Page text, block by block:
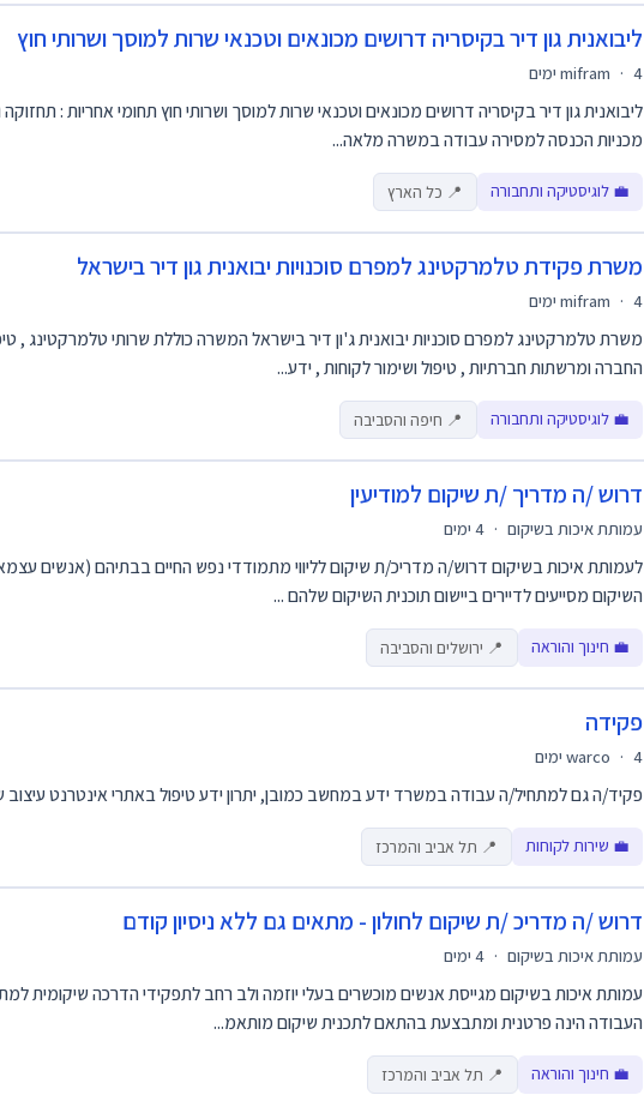
ליבואנית גון דיר בקיסריה דרושים מכונאים וטכנאי שרות למוסך ושרותי חוץ
mifram · 4 ימים
ליבואנית גון דיר בקיסריה דרושים מכונאים וטכנאי שרות למוסך ושרותי חוץ תחומי אחריות : תחזוקה
מכניות הכנסה למסירה עבודה במשרה מלאה...
💼 לוגיסטיקה ותחבורה 📍 כל הארץ
משרת פקידת טלמרקטינג למפרם סוכנויות יבואנית גון דיר בישראל
mifram · 4 ימים
משרת טלמרקטינג למפרם סוכניות יבואנית ג'ון דיר בישראל המשרה כוללת שרותי טלמרקטינג ,
החברה ומרשתות חברתיות , טיפול ושימור לקוחות , ידע...
💼 לוגיסטיקה ותחבורה 📍 חיפה והסביבה
דרוש /ה מדריך /ת שיקום למודיעין
עמותת איכות בשיקום ·
לעמותת איכות בשיקום דרוש/ה מדריכ/ת שיקום לליווי מתמודדי נפש החיים בבתיהם (אנשים
השיקום מסייעים לדיירים ביישום תוכנית השיקום שלהם ...
💼 חינוך והוראה 📍 ירושלים והסביבה
פקידה
warco · 4 ימים
פקיד/ה גם למתחיל/ה עבודה במשרד ידע במחשב כמובן, יתרון ידע טיפול באתרי אינטרנט עיצוב
💼 שירות לקוחות 📍 תל אביב והמרכז
דרוש /ה מדריכ /ת שיקום לחולון - מתאים גם ללא ניסיון קודם
עמותת איכות בשיקום ·
עמותת איכות בשיקום מגייסת אנשים מוכשרים בעלי יוזמה ולב רחב לתפקידי הדרכה שיקומית
העבודה הינה פרטנית ומתבצעת בהתאם לתכנית שיקום מותאמ...
💼 חינוך והוראה 📍 תל אביב והמרכז